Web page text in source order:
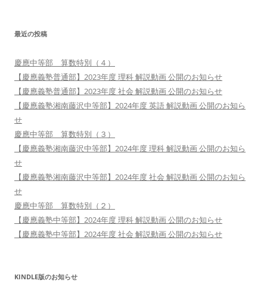
最近の投稿
慶應中等部 算数特別（４）
【慶應義塾普通部】2023年度 理科 解説動画 公開のお知らせ
【慶應義塾普通部】2023年度 社会 解説動画 公開のお知らせ
【慶應義塾湘南藤沢中等部】2024年度 英語 解説動画 公開のお知ら
せ
慶應中等部 算数特別（３）
【慶應義塾湘南藤沢中等部】2024年度 理科 解説動画 公開のお知ら
せ
【慶應義塾湘南藤沢中等部】2024年度 社会 解説動画 公開のお知ら
せ
慶應中等部 算数特別（２）
【慶應義塾中等部】2024年度 理科 解説動画 公開のお知らせ
【慶應義塾中等部】2024年度 社会 解説動画 公開のお知らせ
KINDLE版のお知らせ